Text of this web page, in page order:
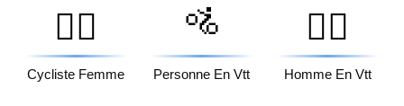
🚴‍♀️
Cycliste Femme
🚵
Personne En Vtt
🚵‍♂️
Homme En Vtt